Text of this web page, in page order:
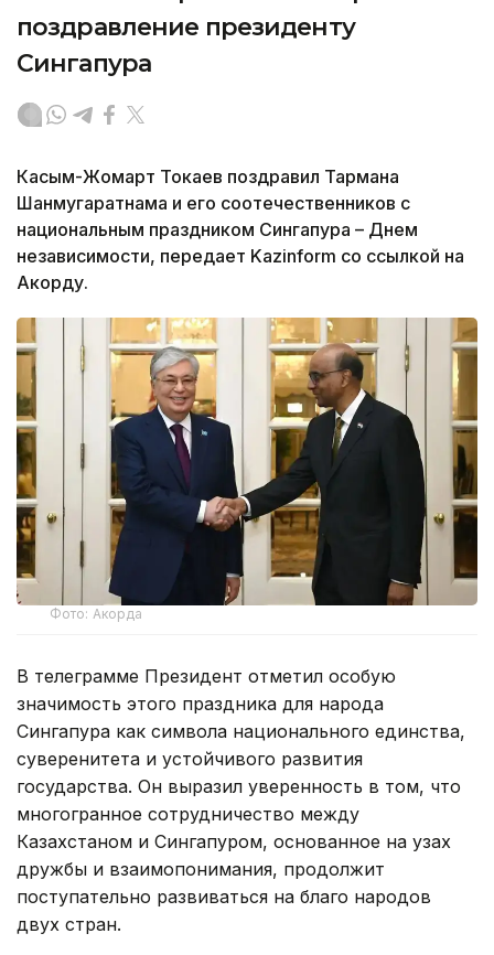
поздравление президенту
Сингапура
Касым-Жомарт Токаев поздравил Тармана
Шанмугаратнама и его соотечественников с
национальным праздником Сингапура – Днем
независимости, передает Kazinform со ссылкой на
Акорду.
Фото: Акорда
В телеграмме Президент отметил особую
значимость этого праздника для народа
Сингапура как символа национального единства,
суверенитета и устойчивого развития
государства. Он выразил уверенность в том, что
многогранное сотрудничество между
Казахстаном и Сингапуром, основанное на узах
дружбы и взаимопонимания, продолжит
поступательно развиваться на благо народов
двух стран.